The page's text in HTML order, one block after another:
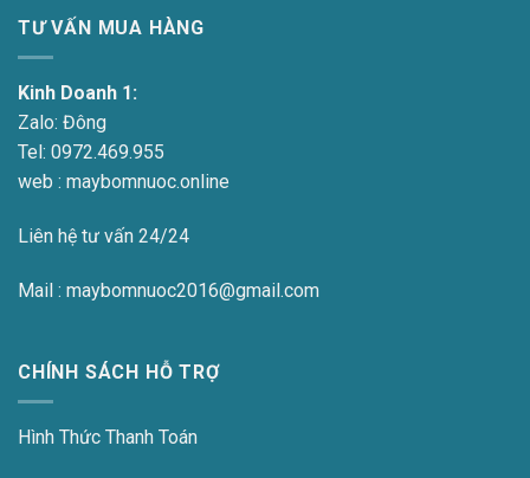
TƯ VẤN MUA HÀNG
Kinh Doanh 1:
Zalo: Đông
Tel: 0972.469.955
web : maybomnuoc.online
Liên hệ tư vấn 24/24
Mail : maybomnuoc2016@gmail.com
CHÍNH SÁCH HỖ TRỢ
Hình Thức Thanh Toán